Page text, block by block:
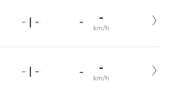
- | - - -
km/h
- | - - -
km/h